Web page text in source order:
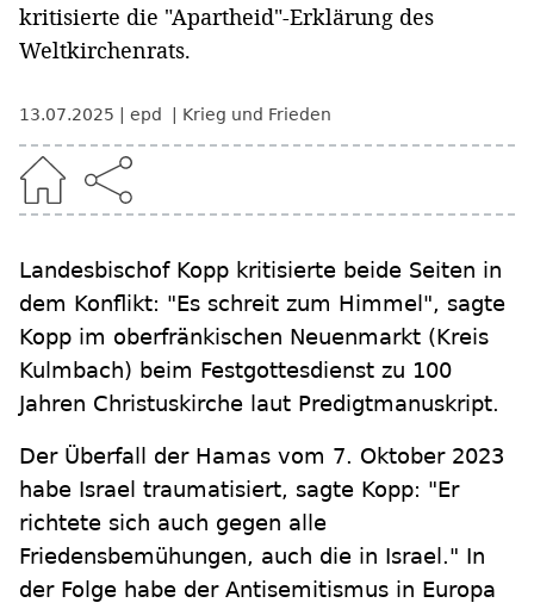
kritisierte die "Apartheid"-Erklärung des
Weltkirchenrats.
13.07.2025 epd Krieg und Frieden
Landesbischof Kopp kritisierte beide Seiten in
dem Konflikt: "Es schreit zum Himmel", sagte
Kopp im oberfränkischen Neuenmarkt (Kreis
Kulmbach) beim Festgottesdienst zu 100
Jahren Christuskirche laut Predigtmanuskript.
Der Überfall der Hamas vom 7. Oktober 2023
habe Israel traumatisiert, sagte Kopp: "Er
richtete sich auch gegen alle
Friedensbemühungen, auch die in Israel." In
der Folge habe der Antisemitismus in Europa